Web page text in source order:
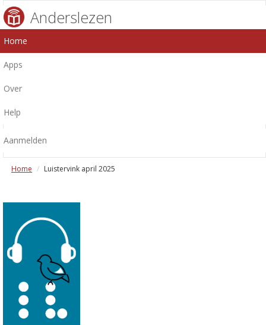
Anderslezen
Home
Apps
Over
Help
Aanmelden
Home Luistervink april 2025